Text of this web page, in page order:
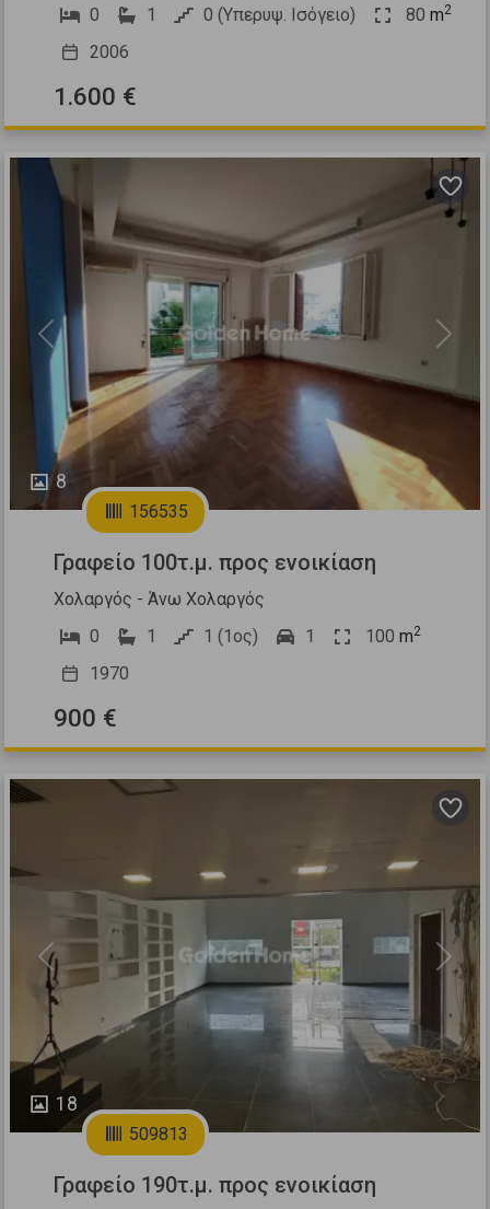
0
1 0 (Υπερυψ. Ισόγειο) 80 m2
2006
1.600 €
8
Previous Next
156535
Γραφείο 100τ.μ. προς ενοικίαση
Χολαργός - Άνω Χολαργός
0
1 1 (1ος) 1 100 m2
1970
900 €
18
Previous Next
509813
Γραφείο 190τ.μ. προς ενοικίαση